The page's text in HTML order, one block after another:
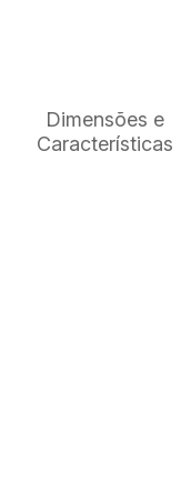
Dimensões e
Características